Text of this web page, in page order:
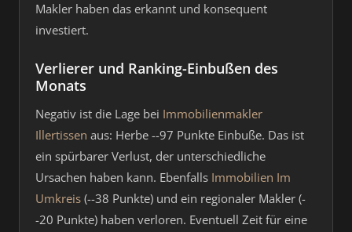
Makler haben das erkannt und konsequent
investiert.
Verlierer und Ranking-Einbußen des
Monats
Negativ ist die Lage bei Immobilienmakler
Illertissen aus: Herbe --97 Punkte Einbuße. Das ist
ein spürbarer Verlust, der unterschiedliche
Ursachen haben kann. Ebenfalls Immobilien Im
Umkreis (--38 Punkte) und ein regionaler Makler (-
-20 Punkte) haben verloren. Eventuell Zeit für eine